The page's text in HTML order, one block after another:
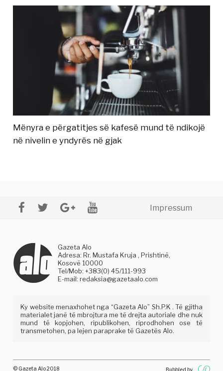
Mënyra e përgatitjes së kafesë mund të ndikojë
në nivelin e yndyrës në gjak
Impressum
Gazeta Alo
Adresa: Rr. Mustafa Kruja , Prishtinë,
Kosovë 10000
Tel/Mob: +383(0) 45/111-993
E-mail:redaksia@gazetaalo.com
Ky website menaxhohet nga “Gazeta Alo” Sh.P.K . Të gjitha
materialet janë të mbrojtura me të drejta autoriale dhe nuk
mund të kopjohen, ripublikohen, riprodhohen ose të
transmetohen, pa lejen paraprake të Gazetës Alo.
© Gazeta Alo 2018 Bubbled by